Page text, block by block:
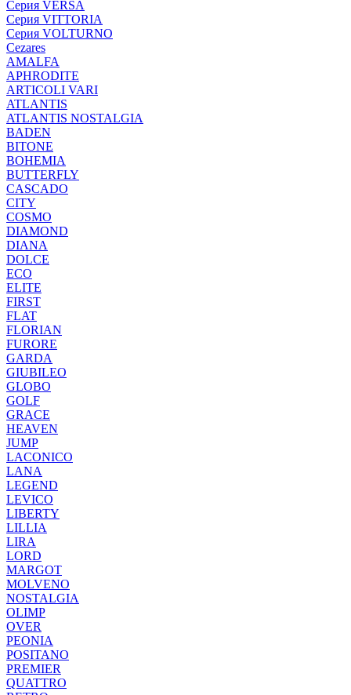
Серия VERSA
Серия VITTORIA
Серия VOLTURNO
Cezares
AMALFA
APHRODITE
ARTICOLI VARI
ATLANTIS
ATLANTIS NOSTALGIA
BADEN
BITONE
BOHEMIA
BUTTERFLY
CASCADO
CITY
COSMO
DIAMOND
DIANA
DOLCE
ECO
ELITE
FIRST
FLAT
FLORIAN
FURORE
GARDA
GIUBILEO
GLOBO
GOLF
GRACE
HEAVEN
JUMP
LACONICO
LANA
LEGEND
LEVICO
LIBERTY
LILLIA
LIRA
LORD
MARGOT
MOLVENO
NOSTALGIA
OLIMP
OVER
PEONIA
POSITANO
PREMIER
QUATTRO